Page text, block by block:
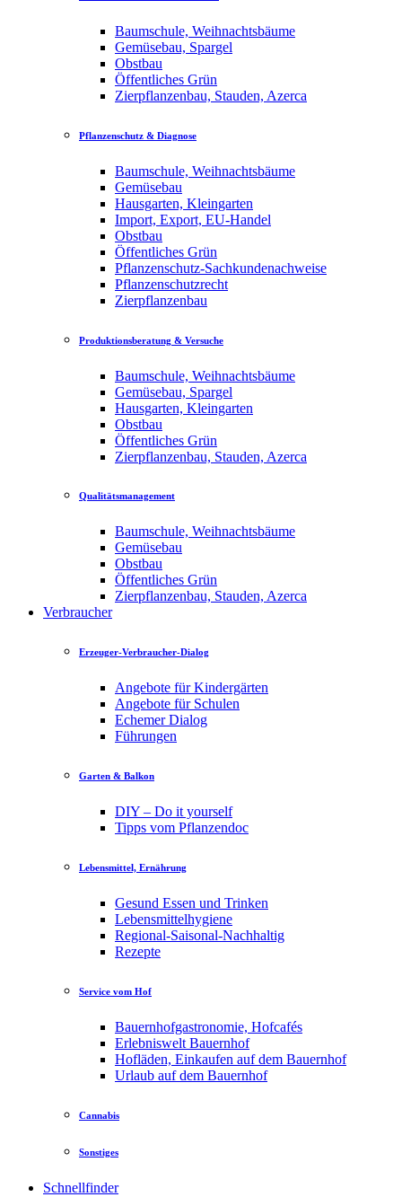
Baumschule, Weihnachtsbäume
Gemüsebau, Spargel
Obstbau
Öffentliches Grün
Zierpflanzenbau, Stauden, Azerca
Pflanzenschutz & Diagnose
Baumschule, Weihnachtsbäume
Gemüsebau
Hausgarten, Kleingarten
Import, Export, EU-Handel
Obstbau
Öffentliches Grün
Pflanzenschutz-Sachkundenachweise
Pflanzenschutzrecht
Zierpflanzenbau
Produktionsberatung & Versuche
Baumschule, Weihnachtsbäume
Gemüsebau, Spargel
Hausgarten, Kleingarten
Obstbau
Öffentliches Grün
Zierpflanzenbau, Stauden, Azerca
Qualitätsmanagement
Baumschule, Weihnachtsbäume
Gemüsebau
Obstbau
Öffentliches Grün
Zierpflanzenbau, Stauden, Azerca
Verbraucher
Erzeuger-Verbraucher-Dialog
Angebote für Kindergärten
Angebote für Schulen
Echemer Dialog
Führungen
Garten & Balkon
DIY – Do it yourself
Tipps vom Pflanzendoc
Lebensmittel, Ernährung
Gesund Essen und Trinken
Lebensmittelhygiene
Regional-Saisonal-Nachhaltig
Rezepte
Service vom Hof
Bauernhofgastronomie, Hofcafés
Erlebniswelt Bauernhof
Hofläden, Einkaufen auf dem Bauernhof
Urlaub auf dem Bauernhof
Cannabis
Sonstiges
Schnellfinder